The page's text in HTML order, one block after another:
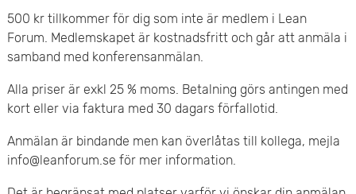
500 kr tillkommer för dig som inte är medlem i Lean
Forum. Medlemskapet är kostnadsfritt och går att anmäla i
samband med konferensanmälan.
Alla priser är exkl 25 % moms. Betalning görs antingen med
kort eller via faktura med 30 dagars förfallotid.
Anmälan är bindande men kan överlåtas till kollega, mejla
info@leanforum.se för mer information.